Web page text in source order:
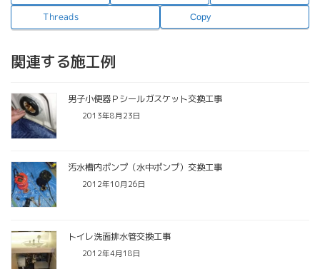
Threads Copy
関連する施工例
男子小便器Ｐシールガスケット交換工事
2013年8月23日
汚水槽内ポンプ（水中ポンプ）交換工事
2012年10月26日
トイレ洗面排水管交換工事
2012年4月18日